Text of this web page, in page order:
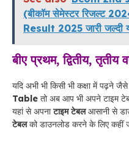
(बीकॉम सेमेस्टर रिजल्ट
Result 2025 जारी जल्दी
बीए प्रथम, द्वितीय, तृतीय
यदि अभी भी किसी भी कक्षा में पढ़ने जैसे
Table तो अब आप भी अपने टाइम
यहां से अपनाटाइम टेबलआसानी से
टेबलको डाउनलोड करने के लिए कहीं